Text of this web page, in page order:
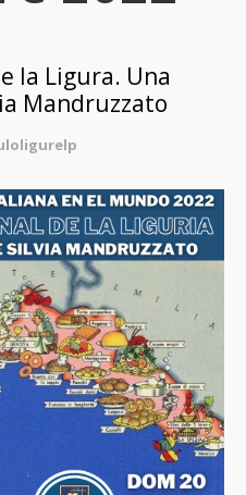
la Ligura. Una
Mandruzzato